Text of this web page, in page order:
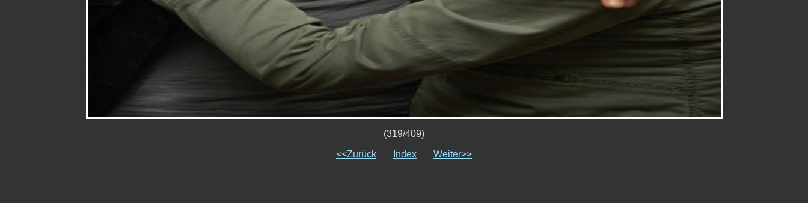
(319/409)
<<Zurück
Index Weiter>>